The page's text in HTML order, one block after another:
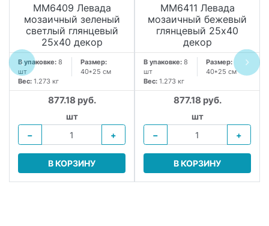
MM6409 Левада
мозаичный зеленый
светлый глянцевый
25х40 декор
В упаковке: 8
шт
Размер:
40*25 см
Вес: 1.273 кг
877.18 руб.
шт
−
+
В КОРЗИНУ
MM6411 Левада
мозаичный бежевый
глянцевый 25х40
декор
В упаковке: 8
шт
Размер:
40*25 см
Вес: 1.273 кг
877.18 руб.
шт
−
+
В КОРЗИНУ